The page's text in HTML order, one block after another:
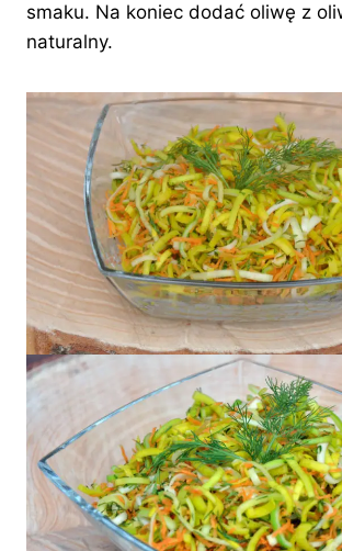
smaku. Na koniec dodać oliwę z
naturalny.